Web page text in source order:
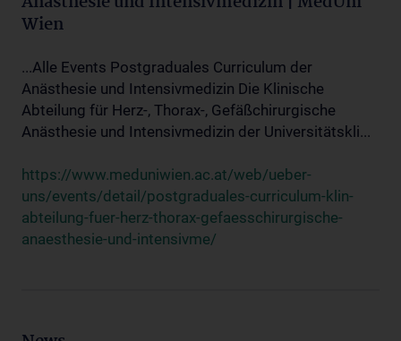
Wien
...Alle Events Postgraduales Curriculum der
Anästhesie und Intensivmedizin Die Klinische
Abteilung für Herz-, Thorax-, Gefäßchirurgische
Anästhesie und Intensivmedizin der Universitätskli...
https://www.meduniwien.ac.at/web/ueber-
uns/events/detail/postgraduales-curriculum-klin-
abteilung-fuer-herz-thorax-gefaesschirurgische-
anaesthesie-und-intensivme/